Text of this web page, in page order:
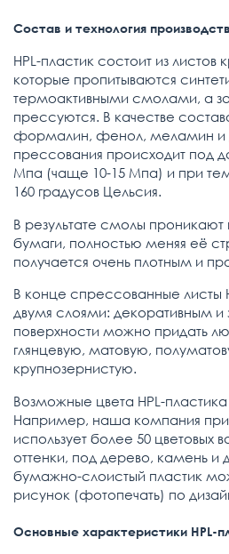
Состав и технология
HPL-пластик состоит из
которые пропитываются
термоактивными смолами, а
прессуются. В качестве
формалин, фенол, меламин и
прессования происходит под
Мпа (чаще 10-15 Мпа) и при
160 градусов Цельсия.
В результате смолы проникают
бумаги, полностью меняя её
получается очень плотным и
В конце спрессованные листы
двумя слоями: декоративным
поверхности можно придать
глянцевую, матовую,
крупнозернистую.
Возможные цвета HPL-
Например, наша компания при
использует более 50 цветовых
оттенки, под дерево, камень и
бумажно-слоистый пластик
рисунок (фотопечать) по
Основные характеристики HPL-